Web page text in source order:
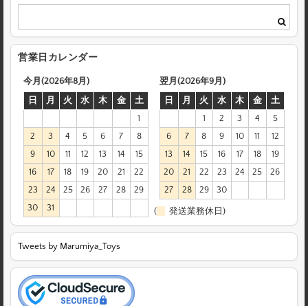
営業日カレンダー
今月(2026年8月)
日
月 火 水 木 金
土
1
2
3 4 5 6 7
8
9
10 11 12 13 14
15
16
17 18 19 20 21
22
23
24 25 26 27 28
29
30
31
翌月(2026年9月)
日
月 火 水 木 金
土
1
2 3 4
5
6
7 8 9 10 11
12
13
14 15 16 17 18
19
20
21 22 23 24 25
26
27
28 29 30
( 発送業務休日)
Tweets by Marumiya_Toys